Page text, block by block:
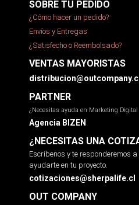
SOBRE TU PEDIDO
¿Cómo hacer un pedido?
Envíos y Entregas
¿Satisfecho o Reembolsado?
VENTAS MAYORISTAS
distribucion@outcompany.cl
PARTNER
¿Necesitas ayuda en Marketing Digital
Agencia BIZEN
¿NECESITAS UNA
Escríbenos y te responderemos
ayudarte en tu proyecto.
cotizaciones@sherpalife.cl
OUT COMPANY